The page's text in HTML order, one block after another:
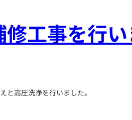
工事を行
と高圧洗浄を行いました。